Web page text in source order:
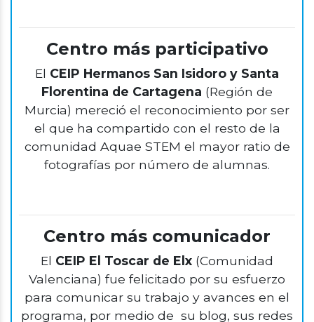
Centro más participativo
El CEIP Hermanos San Isidoro y Santa
Florentina de Cartagena (Región de
Murcia) mereció el reconocimiento por ser
el que ha compartido con el resto de la
comunidad Aquae STEM el mayor ratio de
fotografías por número de alumnas.
Centro más comunicador
El CEIP El Toscar de Elx (Comunidad
Valenciana) fue felicitado por su esfuerzo
para comunicar su trabajo y avances en el
programa, por medio de su blog, sus redes